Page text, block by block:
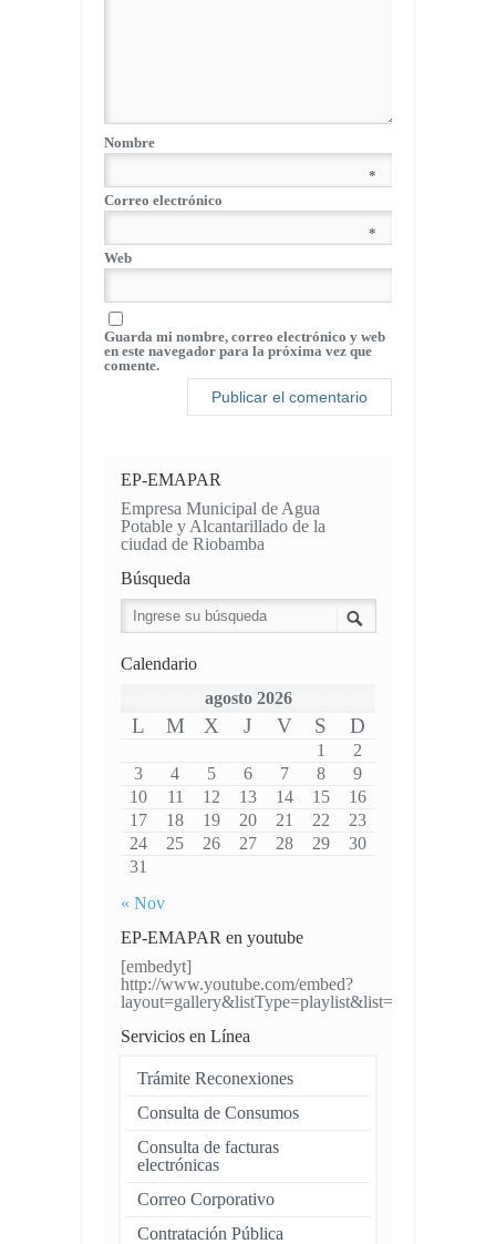
Nombre
*
Correo electrónico
*
Web
Guarda mi nombre, correo electrónico y web
en este navegador para la próxima vez que
comente.
EP-EMAPAR
Empresa Municipal de Agua
Potable y Alcantarillado de la
ciudad de Riobamba
Búsqueda
Calendario
agosto 2026
L M X J V S D
1
2
3
4 5 6 7 8
9
10
11 12 13 14 15
16
17
18 19 20 21 22
23
24
25 26 27 28 29
30
31
« Nov
EP-EMAPAR en youtube
[embedyt]
http://www.youtube.com/embed?
Servicios en Línea
Trámite Reconexiones
Consulta de Consumos
Consulta de facturas
electrónicas
Correo Corporativo
Contratación Pública